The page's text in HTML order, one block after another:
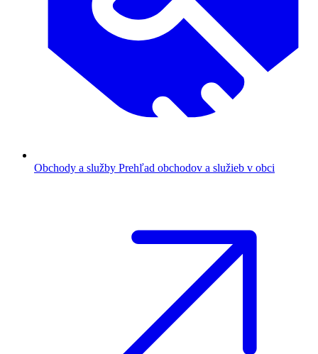
Obchody a služby Prehľad obchodov a služieb v obci